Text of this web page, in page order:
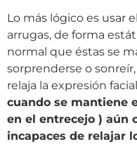
Lo más lógico es usar
arrugas, de forma
normal que éstas se
sorprenderse o
relaja la expresión
cuando se mantiene
en el entrecejo ) aún
incapaces de relajar